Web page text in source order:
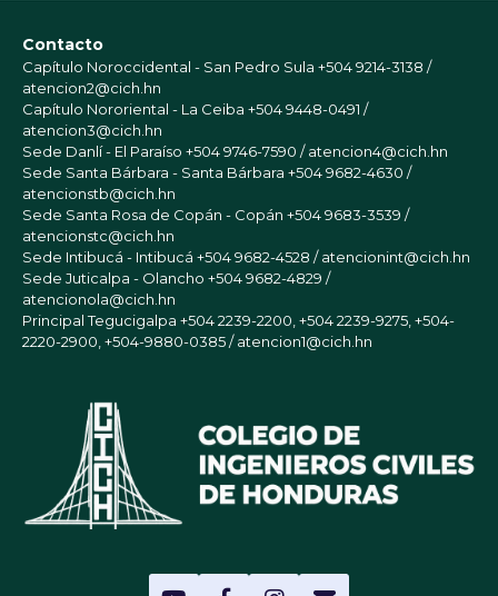
Contacto
Capítulo Noroccidental - San Pedro Sula +504 9214-3138 /
atencion2@cich.hn
Capítulo Nororiental - La Ceiba +504 9448-0491 /
atencion3@cich.hn
Sede Danlí - El Paraíso +504 9746-7590 / atencion4@cich.hn
Sede Santa Bárbara - Santa Bárbara +504 9682-4630 /
atencionstb@cich.hn
Sede Santa Rosa de Copán - Copán +504 9683-3539 /
atencionstc@cich.hn
Sede Intibucá - Intibucá +504 9682-4528 / atencionint@cich.hn
Sede Juticalpa - Olancho +504 9682-4829 /
atencionola@cich.hn
Principal Tegucigalpa +504 2239-2200, +504 2239-9275, +504-
2220-2900, +504-9880-0385 / atencion1@cich.hn